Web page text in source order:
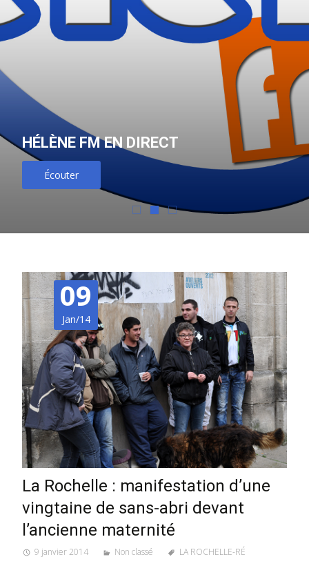
HÉLÈNE FM EN DIRECT
Écouter
09
Jan/14
La Rochelle : manifestation d’une
vingtaine de sans-abri devant
l’ancienne maternité
9 janvier 2014 Non classé LA ROCHELLE-RÉ